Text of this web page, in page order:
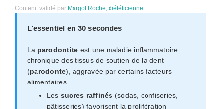
Contenu validé par Margot Roche, diététicienne.
L’essentiel en 30 secondes
La parodontite est une maladie inflammatoire
chronique des tissus de soutien de la dent
(parodonte), aggravée par certains facteurs
alimentaires.
Les sucres raffinés (sodas, confiseries,
pâtisseries) favorisent la prolifération